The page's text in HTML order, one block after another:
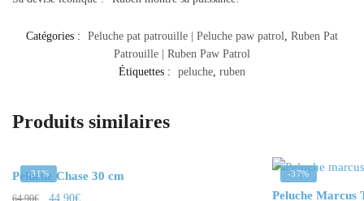
Catégories : Peluche pat patrouille | Peluche paw patrol, Ruben Pat
Patrouille | Ruben Paw Patrol
Étiquettes :
peluche, ruben
Produits similaires
-31%
Peluche Chase 30 cm
44.90€
-37%
Peluche Marcus